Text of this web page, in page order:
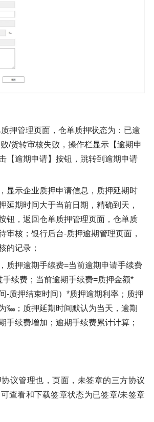
押管理页面，仓单质押状态为：已逾
/货转审核失败，操作栏显示【逾期申
【逾期申请】按钮，跳转到逾期申请
显示企业质押申请信息，质押延期时
延期时间大于当前日期，精确到天，
钮，返回仓单质押管理页面，仓单质
审核；银行后台-质押逾期管理页面，
的记录；
质押逾期手续费=当前逾期申请手续费
手续费；当前逾期手续费=质押金额*
-质押结束时间）*质押逾期利率；质押
‱；质押延期时间默认为当天，逾期
手续费增加；逾期手续费累计计算；
议管理也，页面，未签章的三方协议
查看和下载签章状态为已签章/未签章